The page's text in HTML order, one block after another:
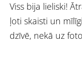
Viss bija lieliski!
ļoti skaisti un
dzīvē, nekā uz